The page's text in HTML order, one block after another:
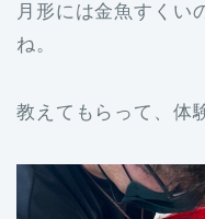
月形には金魚すくい
ね。
教えてもらって、体